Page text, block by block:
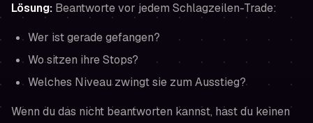
Lösung: Beantworte vor jedem Schlagzeilen-Trade:
Wer ist gerade gefangen?
Wo sitzen ihre Stops?
Welches Niveau zwingt sie zum Ausstieg?
Wenn du das nicht beantworten kannst, hast du keinen